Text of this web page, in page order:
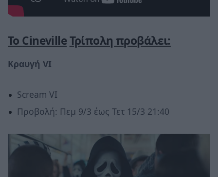
Το CinevilleΤρίπολη προβάλει:
Κραυγή VI
Scream VI
Προβολή: Πεμ 9/3 έως Τετ 15/3 21:40